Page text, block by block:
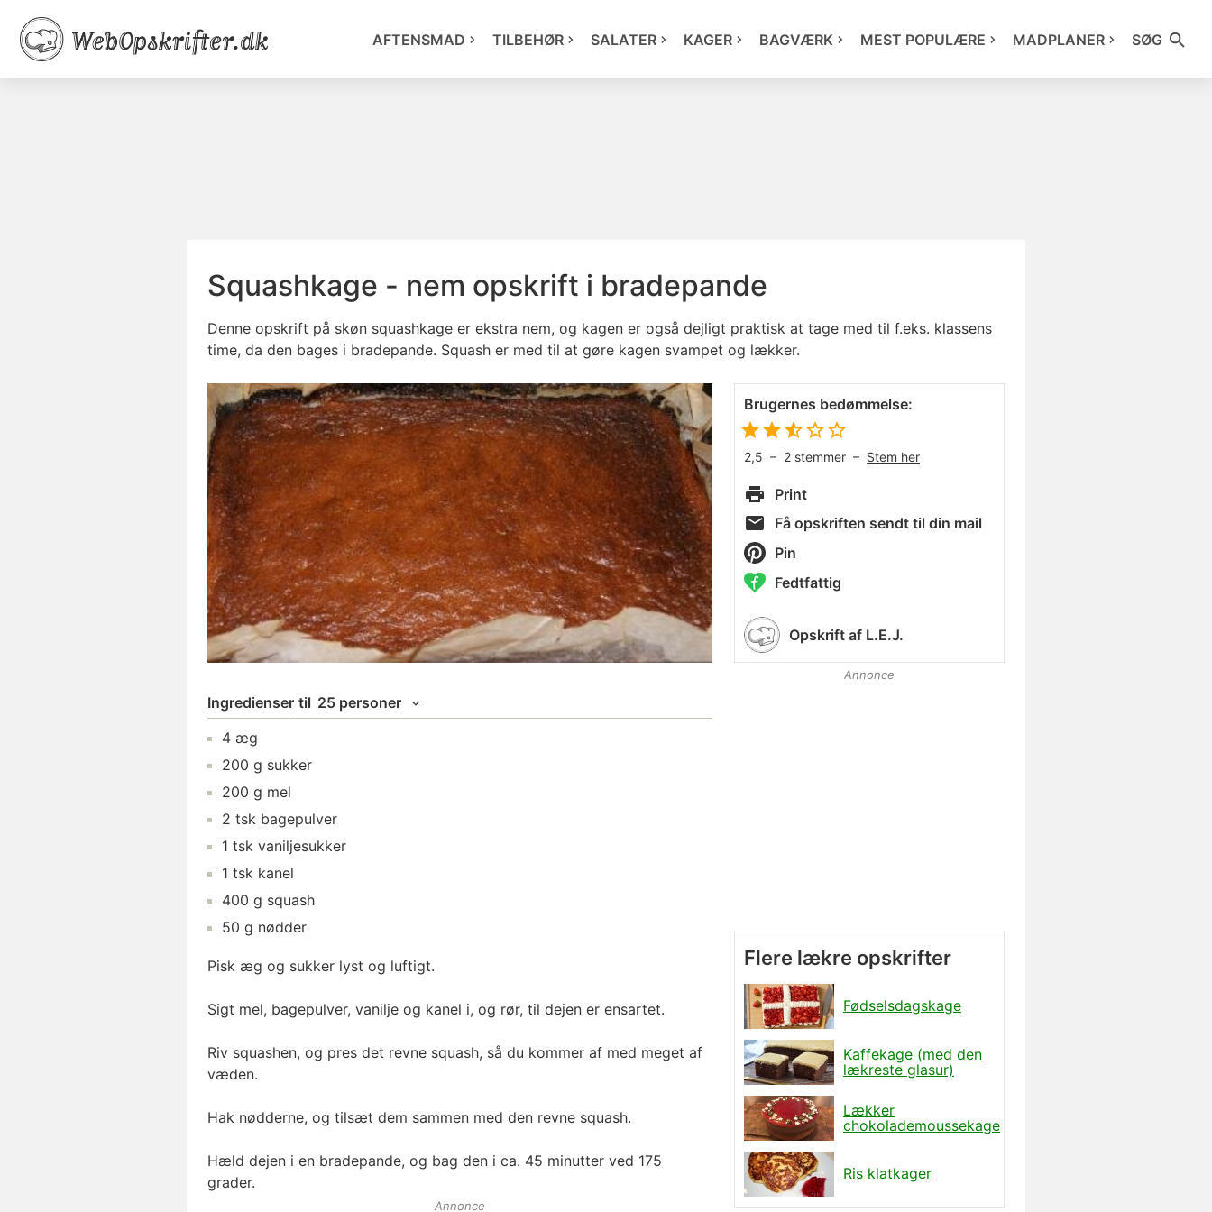
AFTENSMAD TILBEHØR SALATER KAGER BAGVÆRK MEST POPULÆRE MADPLANER SØG
Squashkage - nem opskrift i bradepande
Denne opskrift på skøn squashkage er ekstra nem, og kagen er også dejligt praktisk at tage med til f.eks. klassens
time, da den bages i bradepande. Squash er med til at gøre kagen svampet og lækker.
Ingredienser til 25 personer
4 æg
200 g sukker
200 g mel
2 tsk bagepulver
1 tsk vaniljesukker
1 tsk kanel
400 g squash
50 g nødder
Pisk æg og sukker lyst og luftigt.
Sigt mel, bagepulver, vanilje og kanel i, og rør, til dejen er ensartet.
Riv squashen, og pres det revne squash, så du kommer af med meget af
væden.
Hak nødderne, og tilsæt dem sammen med den revne squash.
Hæld dejen i en bradepande, og bag den i ca. 45 minutter ved 175
grader.
Annonce
Brugernes bedømmelse:
2,5 – 2 stemmer – Stem her
Print
Få opskriften sendt til din mail
Pin
Fedtfattig
Opskrift af L.E.J.
Annonce
Flere lækre opskrifter
Fødselsdagskage
Kaffekage (med den
lækreste glasur)
Lækker
chokolademoussekage
Ris klatkager